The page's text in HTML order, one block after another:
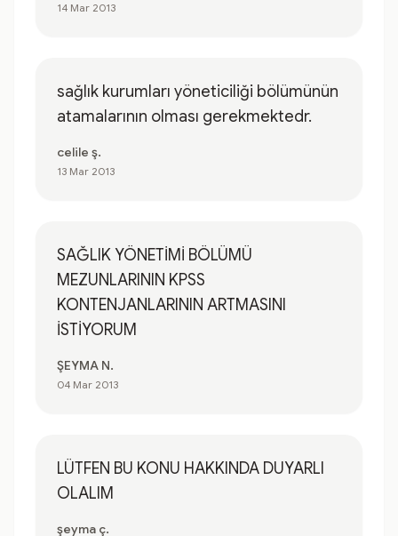
14 Mar 2013
sağlık kurumları yöneticiliği bölümünün
atamalarının olması gerekmektedr.
celile ş.
13 Mar 2013
SAĞLIK YÖNETİMİ BÖLÜMÜ
MEZUNLARININ KPSS
KONTENJANLARININ ARTMASINI
İSTİYORUM
ŞEYMA N.
04 Mar 2013
LÜTFEN BU KONU HAKKINDA DUYARLI
OLALIM
şeyma ç.